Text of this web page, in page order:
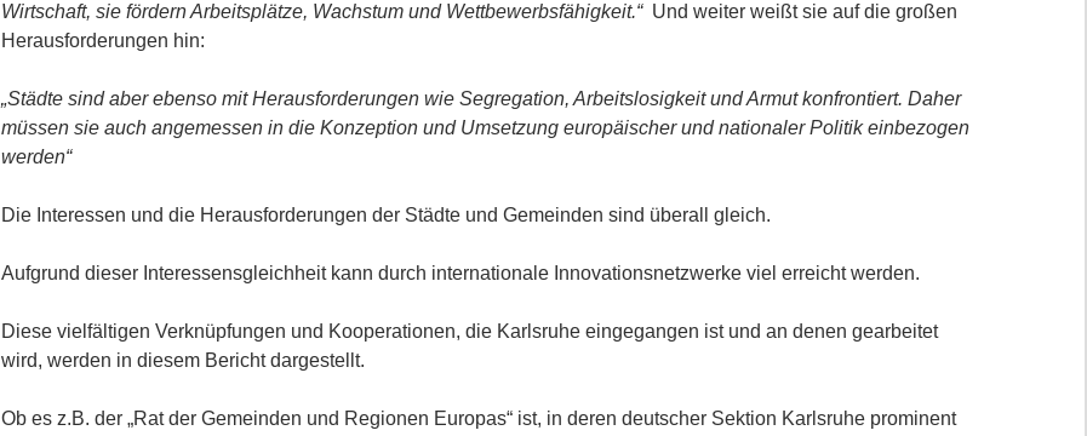
Wirtschaft, sie fördern Arbeitsplätze, Wachstum und Wettbewerbsfähigkeit.“ Und weiter weißt sie auf die großen
Herausforderungen hin:
„Städte sind aber ebenso mit Herausforderungen wie Segregation, Arbeitslosigkeit und Armut konfrontiert. Daher
müssen sie auch angemessen in die Konzeption und Umsetzung europäischer und nationaler Politik einbezogen
werden“
Die Interessen und die Herausforderungen der Städte und Gemeinden sind überall gleich.
Aufgrund dieser Interessensgleichheit kann durch internationale Innovationsnetzwerke viel erreicht werden.
Diese vielfältigen Verknüpfungen und Kooperationen, die Karlsruhe eingegangen ist und an denen gearbeitet
wird, werden in diesem Bericht dargestellt.
Ob es z.B. der „Rat der Gemeinden und Regionen Europas“ ist, in deren deutscher Sektion Karlsruhe prominent